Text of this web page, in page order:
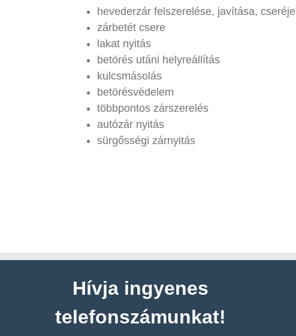
hevederzár felszerelése, javítása, cseréje
zárbetét csere
lakat nyitás
betörés utáni helyreállítás
kulcsmásolás
betörésvédelem
többpontos zárszerelés
autózár nyitás
sürgősségi zárnyitás
Hívja ingyenes
telefonszámunkat!